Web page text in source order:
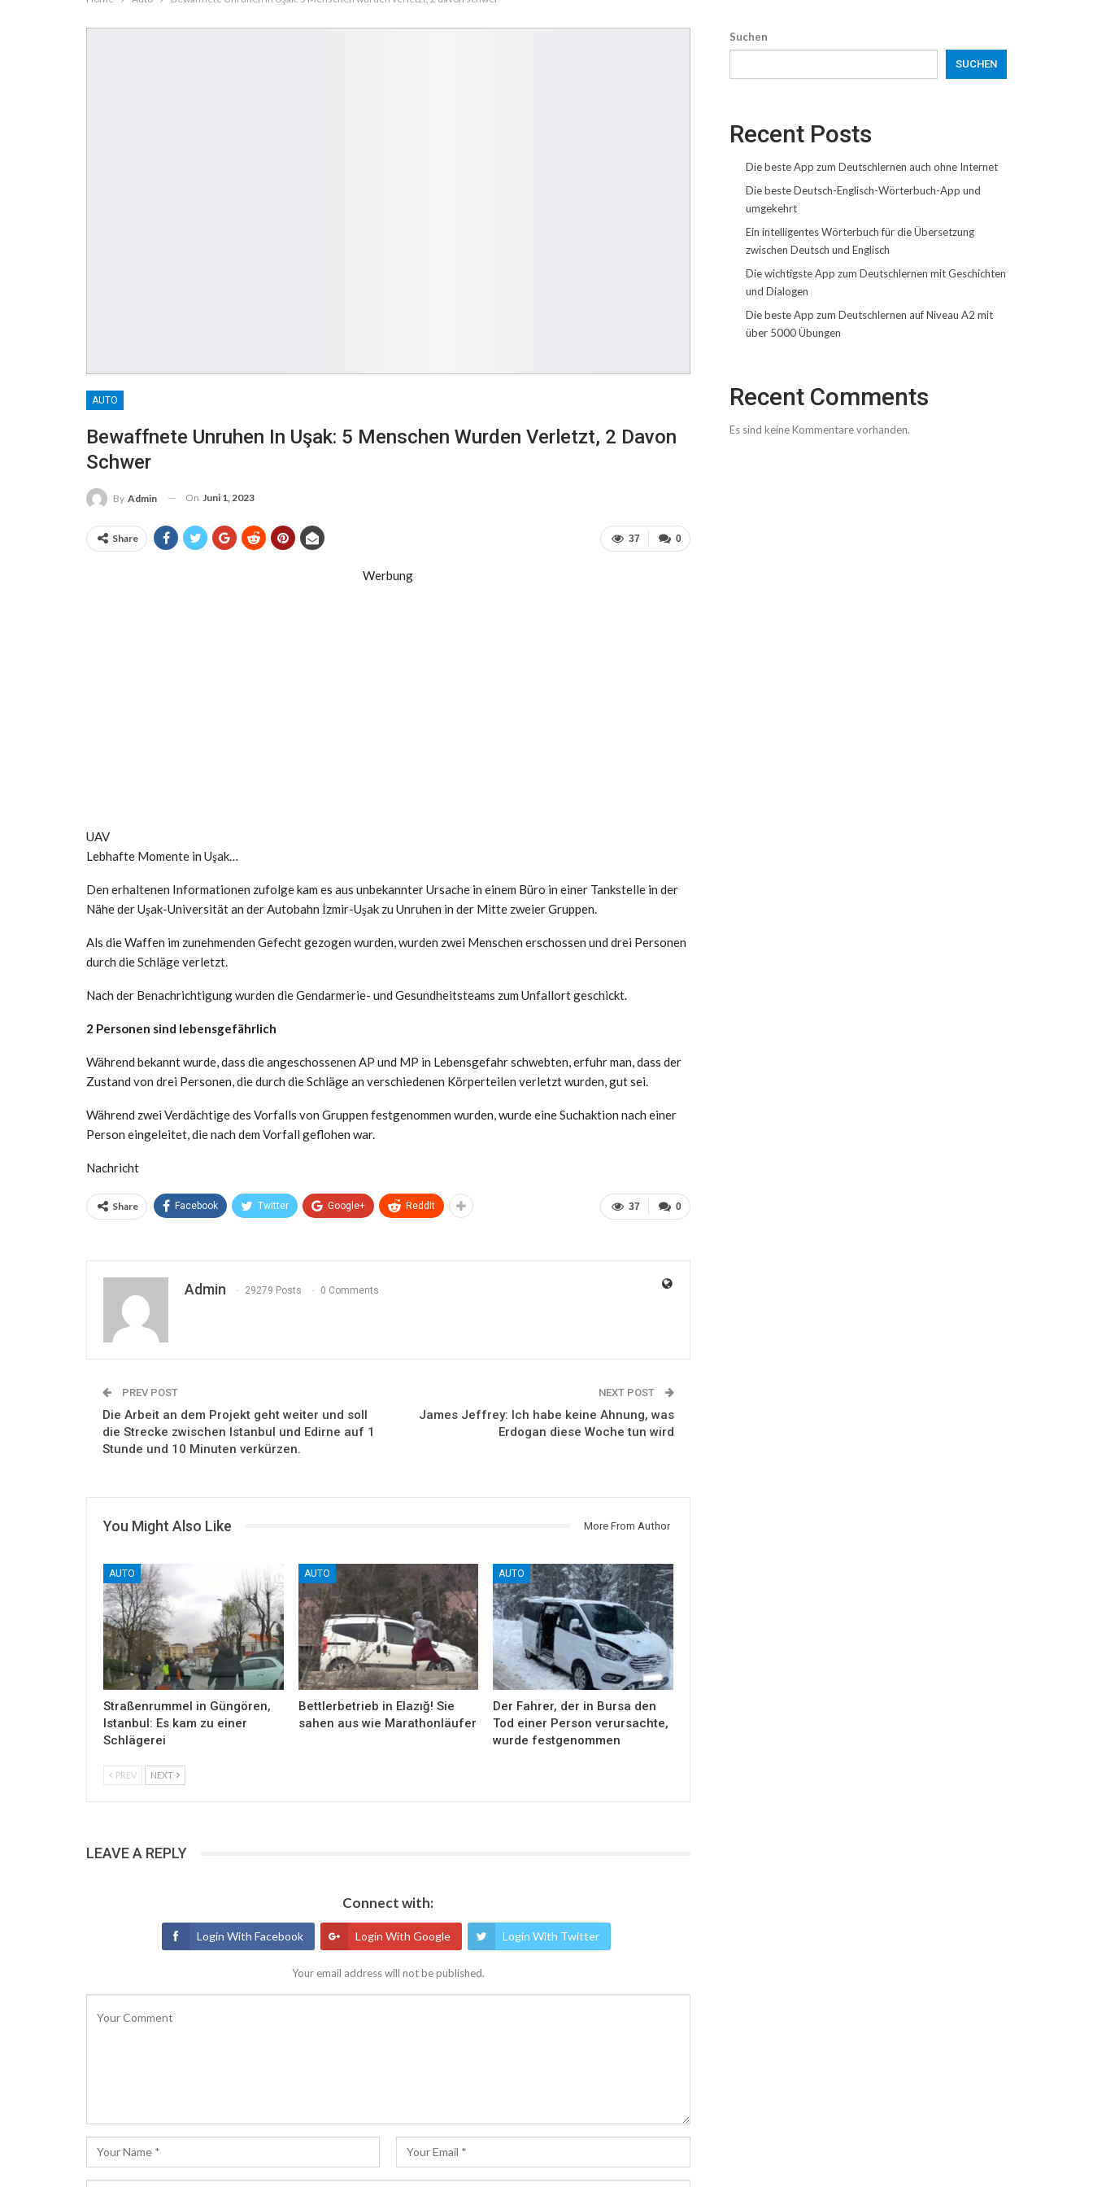
AUTO
Bewaffnete Unruhen In Uşak: 5 Menschen Wurden Verletzt, 2 Davon
Schwer
By Admin On Juni 1, 2023
0
37
Share
Werbung
UAV
Lebhafte Momente in Uşak…
Den erhaltenen Informationen zufolge kam es aus unbekannter Ursache in einem Büro in einer Tankstelle in der
Nähe der Uşak-Universität an der Autobahn İzmir-Uşak zu Unruhen in der Mitte zweier Gruppen.
Als die Waffen im zunehmenden Gefecht gezogen wurden, wurden zwei Menschen erschossen und drei Personen
durch die Schläge verletzt.
Nach der Benachrichtigung wurden die Gendarmerie- und Gesundheitsteams zum Unfallort geschickt.
2 Personen sind lebensgefährlich
Während bekannt wurde, dass die angeschossenen AP und MP in Lebensgefahr schwebten, erfuhr man, dass der
Zustand von drei Personen, die durch die Schläge an verschiedenen Körperteilen verletzt wurden, gut sei.
Während zwei Verdächtige des Vorfalls von Gruppen festgenommen wurden, wurde eine Suchaktion nach einer
Person eingeleitet, die nach dem Vorfall geflohen war.
Nachricht
0
37
Share Facebook Twitter Google+ ReddIt
Admin 29279 Posts 0 Comments
PREV POST
Die Arbeit an dem Projekt geht weiter und soll
die Strecke zwischen Istanbul und Edirne auf 1
Stunde und 10 Minuten verkürzen.
NEXT POST
James Jeffrey: Ich habe keine Ahnung, was
Erdogan diese Woche tun wird
You Might Also Like More From Author
AUTO
Straßenrummel in Güngören,
Istanbul: Es kam zu einer
Schlägerei
AUTO
Bettlerbetrieb in Elazığ! Sie
sahen aus wie Marathonläufer
AUTO
Der Fahrer, der in Bursa den
Tod einer Person verursachte,
wurde festgenommen
PREV NEXT
LEAVE A REPLY
Connect with:
Login With Facebook Login With Google Login With Twitter
Your email address will not be published.
Suchen
SUCHEN
Recent Posts
Die beste App zum Deutschlernen auch ohne Internet
Die beste Deutsch-Englisch-Wörterbuch-App und
umgekehrt
Ein intelligentes Wörterbuch für die Übersetzung
zwischen Deutsch und Englisch
Die wichtigste App zum Deutschlernen mit Geschichten
und Dialogen
Die beste App zum Deutschlernen auf Niveau A2 mit
über 5000 Übungen
Recent Comments
Es sind keine Kommentare vorhanden.